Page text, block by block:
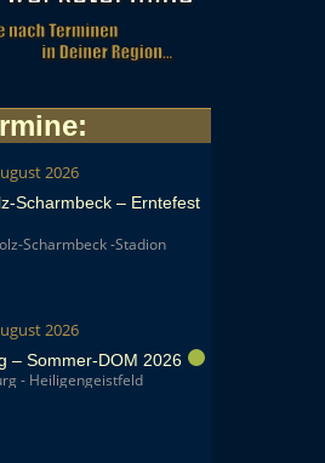
:
2026
Scharmbeck – Erntefest
Scharmbeck -Stadion
2026
– Sommer-DOM 2026
- Heiligengeistfeld